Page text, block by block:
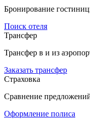
Бронирование
Поиск отеля
Трансфер
Трансфер в и из
Заказать трансфер
Страховка
Сравнение
Оформление полиса